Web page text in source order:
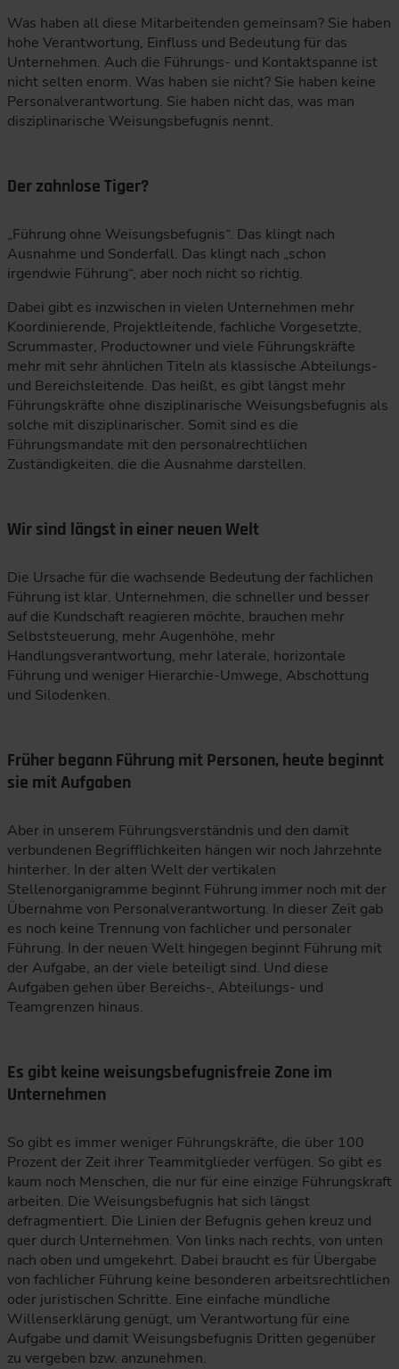
Was haben all diese Mitarbeitenden gemeinsam? Sie haben
hohe Verantwortung, Einfluss und Bedeutung für das
Unternehmen. Auch die Führungs- und Kontaktspanne ist
nicht selten enorm. Was haben sie nicht? Sie haben keine
Personalverantwortung. Sie haben nicht das, was man
disziplinarische Weisungsbefugnis nennt.
Der zahnlose Tiger?
„Führung ohne Weisungsbefugnis“. Das klingt nach
Ausnahme und Sonderfall. Das klingt nach „schon
irgendwie Führung“, aber noch nicht so richtig.
Dabei gibt es inzwischen in vielen Unternehmen mehr
Koordinierende, Projektleitende, fachliche Vorgesetzte,
Scrummaster, Productowner und viele Führungskräfte
mehr mit sehr ähnlichen Titeln als klassische Abteilungs-
und Bereichsleitende. Das heißt, es gibt längst mehr
Führungskräfte ohne disziplinarische Weisungsbefugnis als
solche mit disziplinarischer. Somit sind es die
Führungsmandate mit den personalrechtlichen
Zuständigkeiten, die die Ausnahme darstellen.
Wir sind längst in einer neuen Welt
Die Ursache für die wachsende Bedeutung der fachlichen
Führung ist klar. Unternehmen, die schneller und besser
auf die Kundschaft reagieren möchte, brauchen mehr
Selbststeuerung, mehr Augenhöhe, mehr
Handlungsverantwortung, mehr laterale, horizontale
Führung und weniger Hierarchie-Umwege, Abschottung
und Silodenken.
Früher begann Führung mit Personen, heute beginnt
sie mit Aufgaben
Aber in unserem Führungsverständnis und den damit
verbundenen Begrifflichkeiten hängen wir noch Jahrzehnte
hinterher. In der alten Welt der vertikalen
Stellenorganigramme beginnt Führung immer noch mit der
Übernahme von Personalverantwortung. In dieser Zeit gab
es noch keine Trennung von fachlicher und personaler
Führung. In der neuen Welt hingegen beginnt Führung mit
der Aufgabe, an der viele beteiligt sind. Und diese
Aufgaben gehen über Bereichs-, Abteilungs- und
Teamgrenzen hinaus.
Es gibt keine weisungsbefugnisfreie Zone im
Unternehmen
So gibt es immer weniger Führungskräfte, die über 100
Prozent der Zeit ihrer Teammitglieder verfügen. So gibt es
kaum noch Menschen, die nur für eine einzige Führungskraft
arbeiten. Die Weisungsbefugnis hat sich längst
defragmentiert. Die Linien der Befugnis gehen kreuz und
quer durch Unternehmen. Von links nach rechts, von unten
nach oben und umgekehrt. Dabei braucht es für Übergabe
von fachlicher Führung keine besonderen arbeitsrechtlichen
oder juristischen Schritte. Eine einfache mündliche
Willenserklärung genügt, um Verantwortung für eine
Aufgabe und damit Weisungsbefugnis Dritten gegenüber
zu vergeben bzw. anzunehmen.